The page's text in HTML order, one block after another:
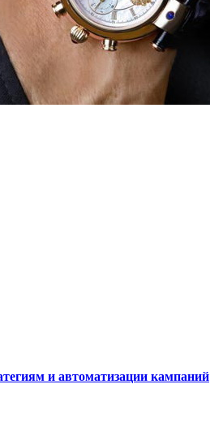
и автоматизации кампаний